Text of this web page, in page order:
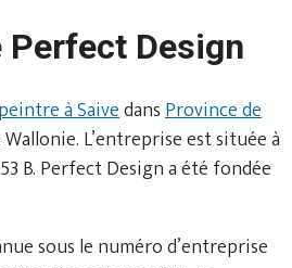
Perfect Design
peintre à SaivedansProvince de
L’entreprise est située à
B. Perfect Design a été fondée
sous le numéro d’entreprise